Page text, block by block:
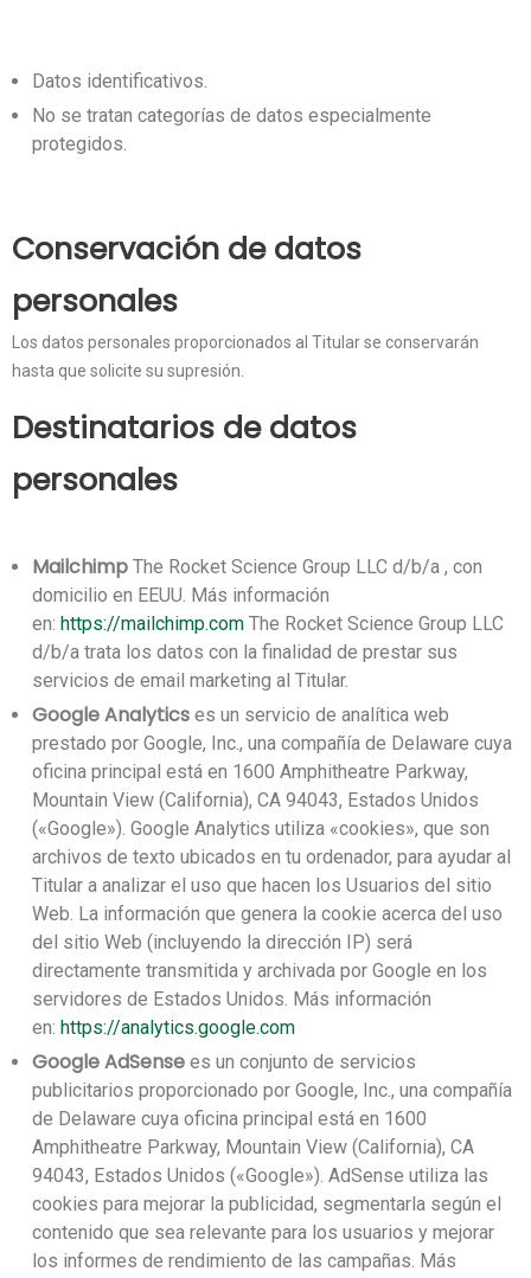
Datos identificativos.
No se tratan categorías de datos especialmente
protegidos.
Conservación de datos
personales
Los datos personales proporcionados al Titular se conservarán
hasta que solicite su supresión.
Destinatarios de datos
personales
Mailchimp The Rocket Science Group LLC d/b/a , con
domicilio en EEUU. Más información
en: https://mailchimp.com The Rocket Science Group LLC
d/b/a trata los datos con la finalidad de prestar sus
servicios de email marketing al Titular.
Google Analytics es un servicio de analítica web
prestado por Google, Inc., una compañía de Delaware cuya
oficina principal está en 1600 Amphitheatre Parkway,
Mountain View (California), CA 94043, Estados Unidos
(«Google»). Google Analytics utiliza «cookies», que son
archivos de texto ubicados en tu ordenador, para ayudar al
Titular a analizar el uso que hacen los Usuarios del sitio
Web. La información que genera la cookie acerca del uso
del sitio Web (incluyendo la dirección IP) será
directamente transmitida y archivada por Google en los
servidores de Estados Unidos. Más información
en: https://analytics.google.com
Google AdSense es un conjunto de servicios
publicitarios proporcionado por Google, Inc., una compañía
de Delaware cuya oficina principal está en 1600
Amphitheatre Parkway, Mountain View (California), CA
94043, Estados Unidos («Google»). AdSense utiliza las
cookies para mejorar la publicidad, segmentarla según el
contenido que sea relevante para los usuarios y mejorar
los informes de rendimiento de las campañas. Más